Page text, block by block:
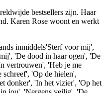
bestsellers zijn. Haar
Karen Rose woont en werkt
inmiddels'Sterf voor mij',
'De dood in haar ogen', 'De
vertrouwen', 'Heb je me
schreef', 'Op de hielen',
donker', 'In het vizier', 'Op het